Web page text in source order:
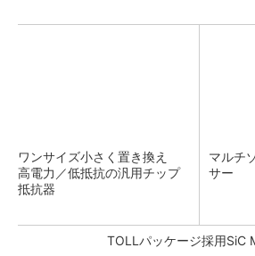
ワンサイズ小さく置き換え
高電力／低抵抗の汎用チップ
抵抗器
マルチ
サー
TOLLパッケージ採用SiC